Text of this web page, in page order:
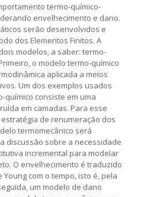
termo-químico-
envelhecimento e dano.
serão desenvolvidos e
dos Elementos Finitos. A
modelos, a saber: termo-
o modelo termo-químico
aplicada a meios
Um dos exemplos usados
químico consiste em uma
em camadas. Para esse
de renumeração dos
termomecânico será
discussão sobre a necessidade
incremental para modelar
O envelhecimento é traduzido
com o tempo, isto é, pela
um modelo de dano